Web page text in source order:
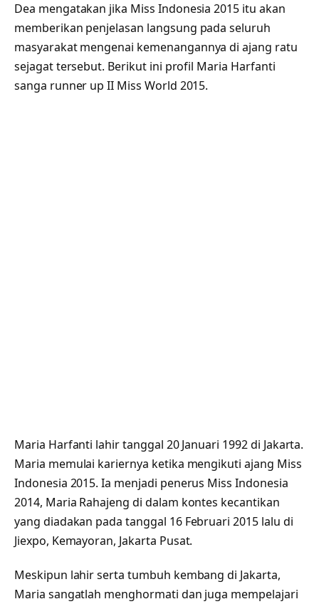
Dea mengatakan jika Miss Indonesia 2015 itu akan
memberikan penjelasan langsung pada seluruh
masyarakat mengenai kemenangannya di ajang ratu
sejagat tersebut. Berikut ini profil Maria Harfanti
sanga runner up II Miss World 2015.
Maria Harfanti lahir tanggal 20 Januari 1992 di Jakarta.
Maria memulai kariernya ketika mengikuti ajang Miss
Indonesia 2015. Ia menjadi penerus Miss Indonesia
2014, Maria Rahajeng di dalam kontes kecantikan
yang diadakan pada tanggal 16 Februari 2015 lalu di
Jiexpo, Kemayoran, Jakarta Pusat.
Meskipun lahir serta tumbuh kembang di Jakarta,
Maria sangatlah menghormati dan juga mempelajari